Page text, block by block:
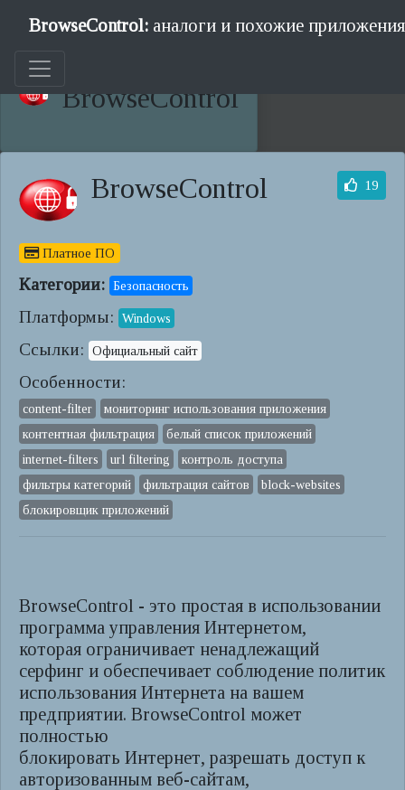
BrowseControl: аналоги и похожие
BrowseControl
BrowseControl 19
Платное ПО
Категории: Безопасность
Платформы: Windows
Ссылки: Официальный сайт
Особенности:
content-filter
мониторинг использования приложения
контентная фильтрация
белый список приложений
internet-filters
url filtering
контроль доступа
фильтры категорий
фильтрация сайтов
block-websites
блокировщик приложений
BrowseControl - это простая в использовании
программа управления Интернетом,
которая ограничивает ненадлежащий
серфинг и обеспечивает соблюдение политик
использования Интернета на вашем
предприятии. BrowseControl может
полностью
блокировать Интернет, разрешать доступ к
авторизованным веб-сайтам,